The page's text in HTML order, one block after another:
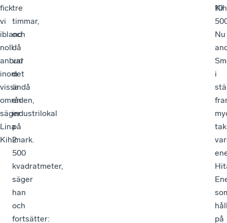
fick
vi
ibland
noll
anbud
inom
vissa
områden,
säger
Lina
Kihlmark.
tre
timmar,
och
då
var
det
ändå
en
industrilokal
på
2
500
kvadratmeter,
säger
han
och
fortsätter:
10
Nu
i
tak
på